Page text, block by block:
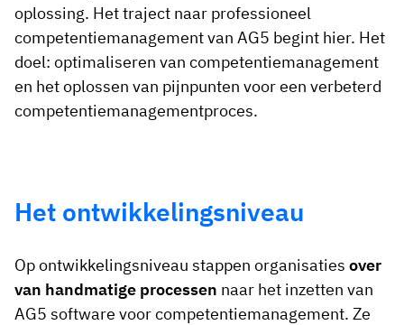
oplossing. Het traject naar professioneel
competentiemanagement van AG5 begint hier. Het
doel: optimaliseren van competentiemanagement
en het oplossen van pijnpunten voor een verbeterd
competentiemanagementproces.
Het ontwikkelingsniveau
Op ontwikkelingsniveau stappen organisaties over
van handmatige processen naar het inzetten van
AG5 software voor competentiemanagement. Ze